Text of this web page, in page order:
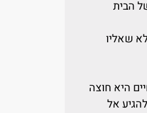
הבית
שאליו
היא חוצה
אל